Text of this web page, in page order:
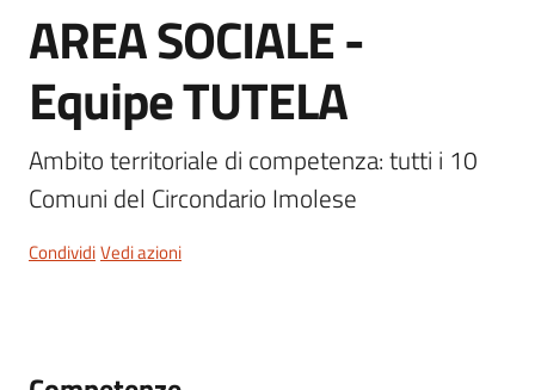
Chi
siamo
Menu selezionato
Servizi
Salta al contenuto
AREA SOCIALE -
Equipe TUTELA
Ambito territoriale di competenza: tutti i 10
Comuni del Circondario Imolese
CondividiVedi azioni